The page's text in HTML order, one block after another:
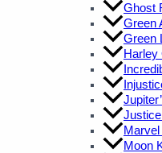
Ghost
Green
Green
Harley
Moon